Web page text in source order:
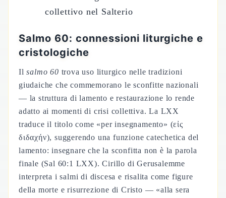
collettivo nel Salterio
Salmo 60: connessioni liturgiche e
cristologiche
Ilsalmo 60 trova uso liturgico nelle tradizioni
giudaiche che commemorano le sconfitte nazionali
— la struttura di lamento e restaurazione lo rende
adatto ai momenti di crisi collettiva. La LXX
traduce il titolo come «per insegnamento» (εἰς
διδαχήν), suggerendo una funzione catechetica del
lamento: insegnare che la sconfitta non è la parola
finale (Sal 60:1 LXX). Cirillo di Gerusalemme
interpreta i salmi di discesa e risalita come figure
della morte e risurrezione di Cristo — «alla sera